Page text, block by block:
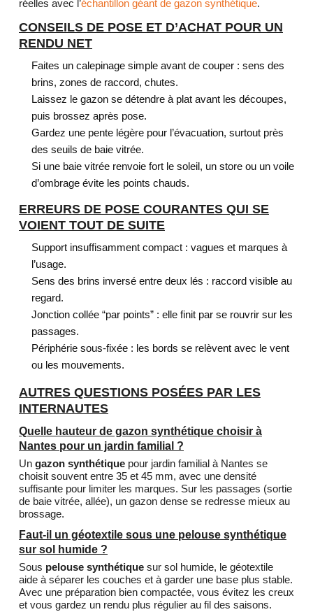
réelles avec l’échantillon géant de gazon synthétique.
CONSEILS DE POSE ET D’ACHAT POUR UN
RENDU NET
Faites un calepinage simple avant de couper : sens des
brins, zones de raccord, chutes.
Laissez le gazon se détendre à plat avant les découpes,
puis brossez après pose.
Gardez une pente légère pour l’évacuation, surtout près
des seuils de baie vitrée.
Si une baie vitrée renvoie fort le soleil, un store ou un voile
d’ombrage évite les points chauds.
ERREURS DE POSE COURANTES QUI SE
VOIENT TOUT DE SUITE
Support insuffisamment compact : vagues et marques à
l’usage.
Sens des brins inversé entre deux lés : raccord visible au
regard.
Jonction collée “par points” : elle finit par se rouvrir sur les
passages.
Périphérie sous-fixée : les bords se relèvent avec le vent
ou les mouvements.
AUTRES QUESTIONS POSÉES PAR LES
INTERNAUTES
Quelle hauteur de gazon synthétique choisir à
Nantes pour un jardin familial ?
Un gazon synthétique pour jardin familial à Nantes se
choisit souvent entre 35 et 45 mm, avec une densité
suffisante pour limiter les marques. Sur les passages (sortie
de baie vitrée, allée), un gazon dense se redresse mieux au
brossage.
Faut-il un géotextile sous une pelouse synthétique
sur sol humide ?
Sous pelouse synthétique sur sol humide, le géotextile
aide à séparer les couches et à garder une base plus stable.
Avec une préparation bien compactée, vous évitez les creux
et vous gardez un rendu plus régulier au fil des saisons.